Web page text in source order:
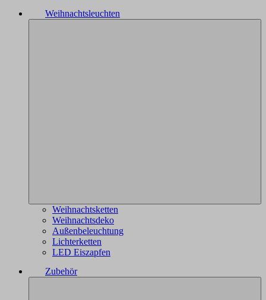
Weihnachtsleuchten
Weihnachtsketten
Weihnachtsdeko
Außenbeleuchtung
Lichterketten
LED Eiszapfen
Zubehör